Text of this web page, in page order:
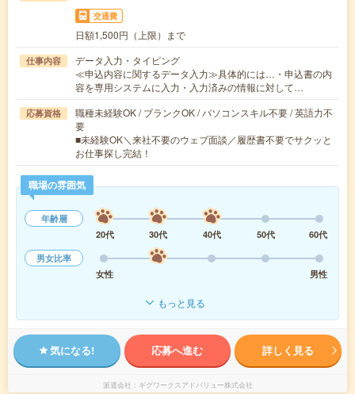
交通費
日額1,500円（上限）まで
仕事内容
データ入力・タイピング
≪申込内容に関するデータ入力≫具体的には…・申込書の内
容を専用システムに入力・入力済みの情報に対して…
応募資格
職種未経験OK / ブランクOK / パソコンスキル不要 / 英語力不
要
■未経験OK＼来社不要のウェブ面談／履歴書不要でサクッと
お仕事探し完結！
職場の雰囲気
年齢層
20代
30代 40代 50代
60代
男女比率
女性
男性
もっと見る
気になる! 応募へ進む 詳しく見る
派遣会社 ギグワークスアドバリュー株式会社